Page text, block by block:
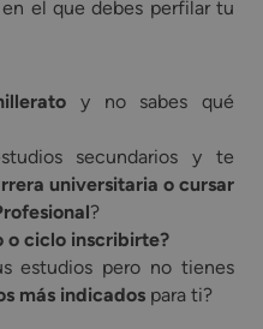
el que debes perfilar tu
y no sabes qué
secundarios y te
universitaria o cursar
?
o ciclo inscribirte?
estudios pero no tienes
más indicados para ti?